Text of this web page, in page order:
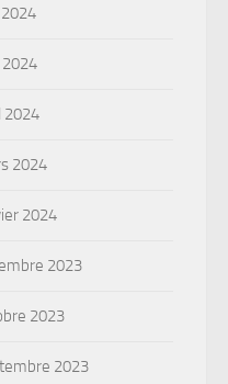
2024
2024
2024
2023
2023
2023